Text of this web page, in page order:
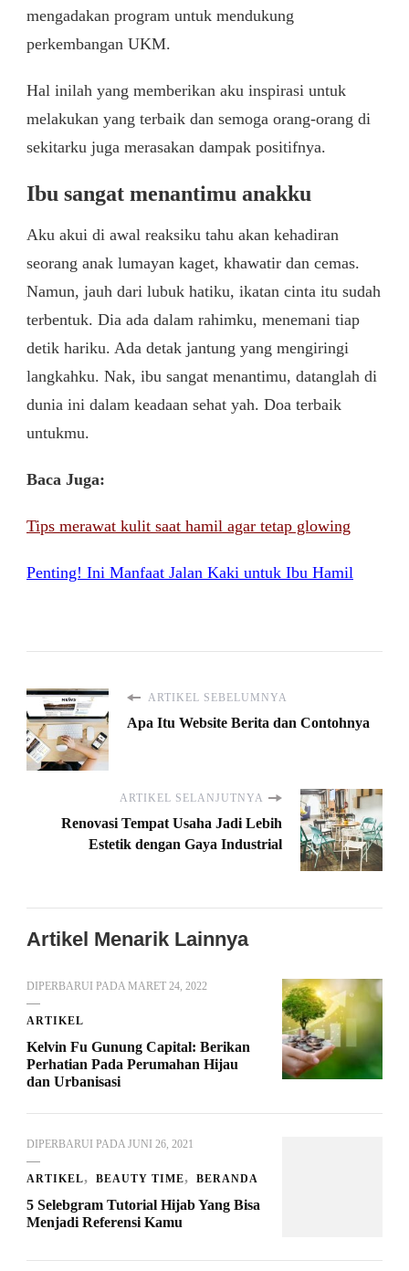
mengadakan program untuk mendukung
perkembangan UKM.
Hal inilah yang memberikan aku inspirasi untuk
melakukan yang terbaik dan semoga orang-orang di
sekitarku juga merasakan dampak positifnya.
Ibu sangat menantimu anakku
Aku akui di awal reaksiku tahu akan kehadiran
seorang anak lumayan kaget, khawatir dan cemas.
Namun, jauh dari lubuk hatiku, ikatan cinta itu sudah
terbentuk. Dia ada dalam rahimku, menemani tiap
detik hariku. Ada detak jantung yang mengiringi
langkahku. Nak, ibu sangat menantimu, datanglah di
dunia ini dalam keadaan sehat yah. Doa terbaik
untukmu.
Baca Juga:
Tips merawat kulit saat hamil agar tetap glowing
Penting! Ini Manfaat Jalan Kaki untuk Ibu Hamil
ARTIKEL SEBELUMNYA
Apa Itu Website Berita dan Contohnya
ARTIKEL SELANJUTNYA
Renovasi Tempat Usaha Jadi Lebih
Estetik dengan Gaya Industrial
Artikel Menarik Lainnya
DIPERBARUI PADA MARET 24, 2022
ARTIKEL
Kelvin Fu Gunung Capital: Berikan
Perhatian Pada Perumahan Hijau
dan Urbanisasi
DIPERBARUI PADA JUNI 26, 2021
ARTIKEL BEAUTY TIME BERANDA
5 Selebgram Tutorial Hijab Yang Bisa
Menjadi Referensi Kamu